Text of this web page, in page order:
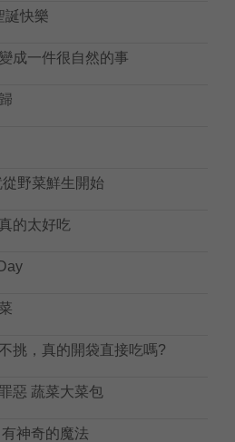
誕快樂
成一件很自然的事
野菜鮮生開始
的太好吃
挑，真的開袋直接吃嗎?
惡 蔬菜大菜包
神奇的魔法